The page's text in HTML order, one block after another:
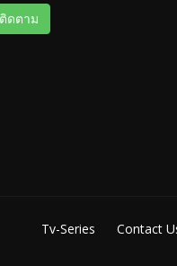
ติดตาม
Tv-Series Contact